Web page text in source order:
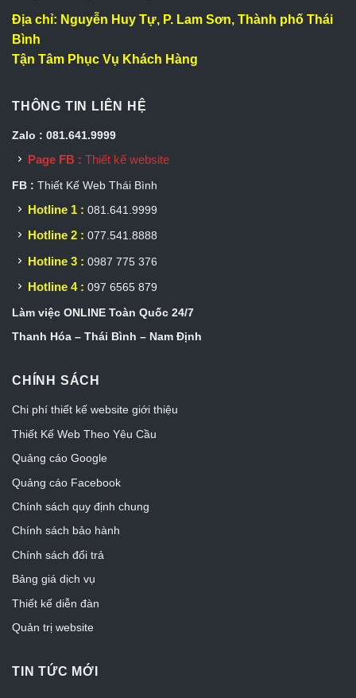
Địa chỉ: Nguyễn Huy Tự, P. Lam Sơn, Thành phố Thái
Bình
Tận Tâm Phục Vụ Khách Hàng
THÔNG TIN LIÊN HỆ
Zalo : 081.641.9999
Page FB : Thiết kế website
FB : Thiết Kế Web Thái Bình
Hotline 1 : 081.641.9999
Hotline 2 : 077.541.8888
Hotline 3 : 0987 775 376
Hotline 4 : 097 6565 879
Làm việc ONLINE Toàn Quốc 24/7
Thanh Hóa – Thái Bình – Nam Định
CHÍNH SÁCH
Chi phí thiết kế website giới thiệu
Thiết Kế Web Theo Yêu Cầu
Quảng cáo Google
Quảng cáo Facebook
Chính sách quy định chung
Chính sách bảo hành
Chính sách đổi trả
Bảng giá dịch vụ
Thiết kế diễn đàn
Quản trị website
TIN TỨC MỚI